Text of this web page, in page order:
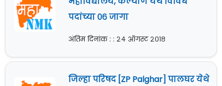
पदांच्या ०६ जागा
अंतिम दिनांक : : २४ ऑगस्ट २०१८
जिल्हा परिषद [ZP Palghar] पालघर येथे